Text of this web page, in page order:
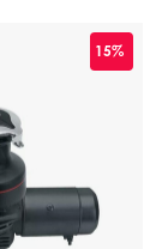
15%